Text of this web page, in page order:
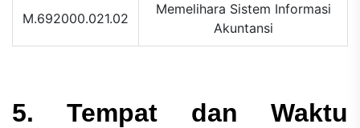
M.692000.021.02
Memelihara Sistem Informasi
Akuntansi
5. Tempat dan Waktu